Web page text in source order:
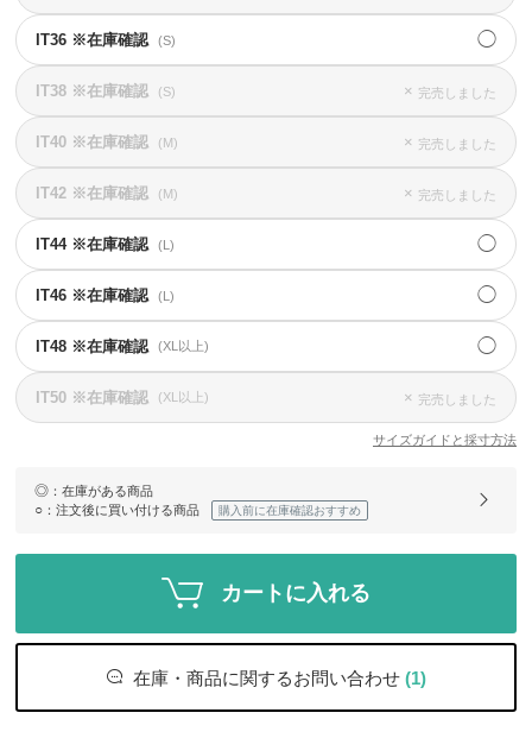
IT36 ※在庫確認 (S) ◯
IT38 ※在庫確認 (S) × 完売しました
IT40 ※在庫確認 (M) × 完売しました
IT42 ※在庫確認 (M) × 完売しました
IT44 ※在庫確認 (L) ◯
IT46 ※在庫確認 (L) ◯
IT48 ※在庫確認 (XL以上) ◯
IT50 ※在庫確認 (XL以上) × 完売しました
サイズガイドと採寸方法
◎ ：在庫がある商品
○ ：注文後に買い付ける商品 購入前に在庫確認おすすめ
カートに入れる
在庫・商品に関するお問い合わせ (1)